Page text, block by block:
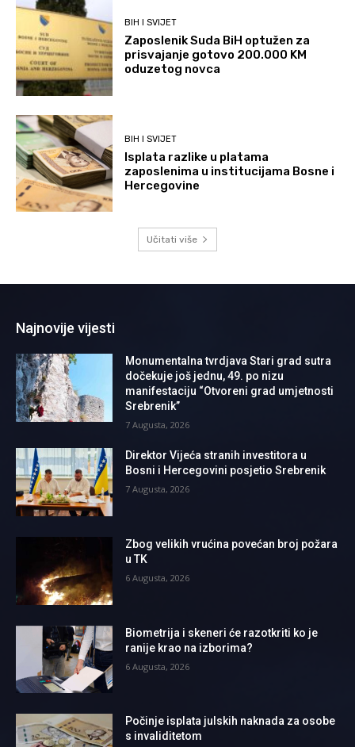
BIH I SVIJET
Zaposlenik Suda BiH optužen za
prisvajanje gotovo 200.000 KM
oduzetog novca
BIH I SVIJET
Isplata razlike u platama
zaposlenima u institucijama Bosne i
Hercegovine
Učitati više
Najnovije vijesti
Monumentalna tvrdjava Stari grad sutra
dočekuje još jednu, 49. po nizu
manifestaciju “Otvoreni grad umjetnosti
Srebrenik”
7 Augusta, 2026
Direktor Vijeća stranih investitora u
Bosni i Hercegovini posjetio Srebrenik
7 Augusta, 2026
Zbog velikih vrućina povećan broj požara
u TK
6 Augusta, 2026
Biometrija i skeneri će razotkriti ko je
ranije krao na izborima?
6 Augusta, 2026
Počinje isplata julskih naknada za osobe
s invaliditetom